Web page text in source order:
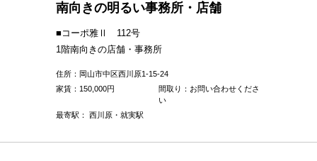
南向きの明るい事務所・店舗
■コーポ雅Ⅱ 112号
1階南向きの店舗・事務所
住所：岡山市中区西川原1-15-24
家賃： 150,000円
間取り：お問い合わせくださ
い
最寄駅： 西川原・就実駅